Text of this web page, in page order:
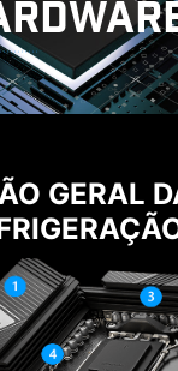
DIY
GERAL
POWER
mantenha o
design de
um total de
Com
de energia
M.2 CLIP
com os
Clip da MSI te
maneira rápida